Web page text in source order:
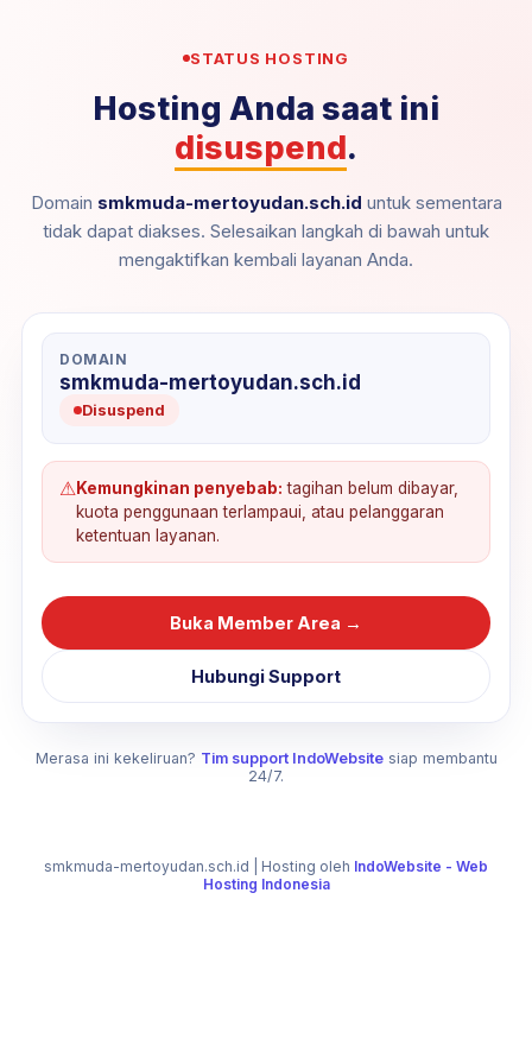
STATUS HOSTING
Hosting Anda saat ini
disuspend.
Domain smkmuda-mertoyudan.sch.id untuk sementara
tidak dapat diakses. Selesaikan langkah di bawah untuk
mengaktifkan kembali layanan Anda.
DOMAIN
smkmuda-mertoyudan.sch.id
Disuspend
⚠Kemungkinan penyebab: tagihan belum dibayar,
kuota penggunaan terlampaui, atau pelanggaran
ketentuan layanan.
Buka Member Area →
Hubungi Support
Merasa ini kekeliruan? Tim support IndoWebsitesiap membantu
24/7.
smkmuda-mertoyudan.sch.id | Hosting oleh IndoWebsite - Web
Hosting Indonesia